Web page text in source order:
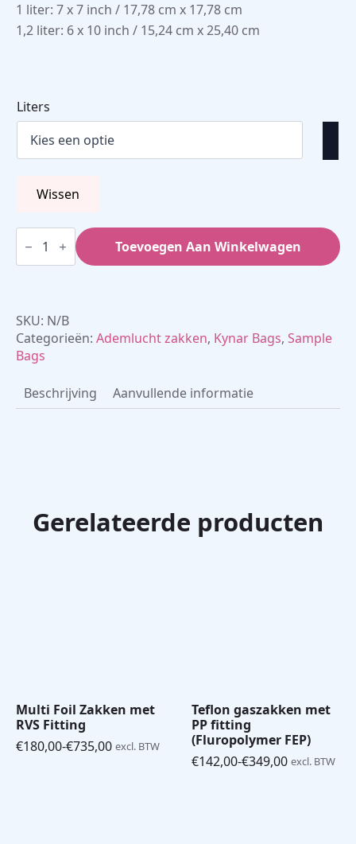
1 liter: 7 x 7 inch / 17,78 cm x 17,78 cm
1,2 liter: 6 x 10 inch / 15,24 cm x 25,40 cm
Liters
Wissen
ALTEF
(PVDF)
ademlucht
zakken
Toevoegen Aan Winkelwagen
SKU: N/B
Categorieën: Ademlucht zakken, Kynar Bags, Sample
Bags
Beschrijving Aanvullende informatie
Gerelateerde producten
Multi Foil Zakken met
RVS Fitting
€180,00-€735,00
Prijsklasse:
excl. BTW
Teflon gaszakken met
PP fitting
(Fluropolymer FEP)
€142,00-€349,00
Prijsklasse:
excl. BTW